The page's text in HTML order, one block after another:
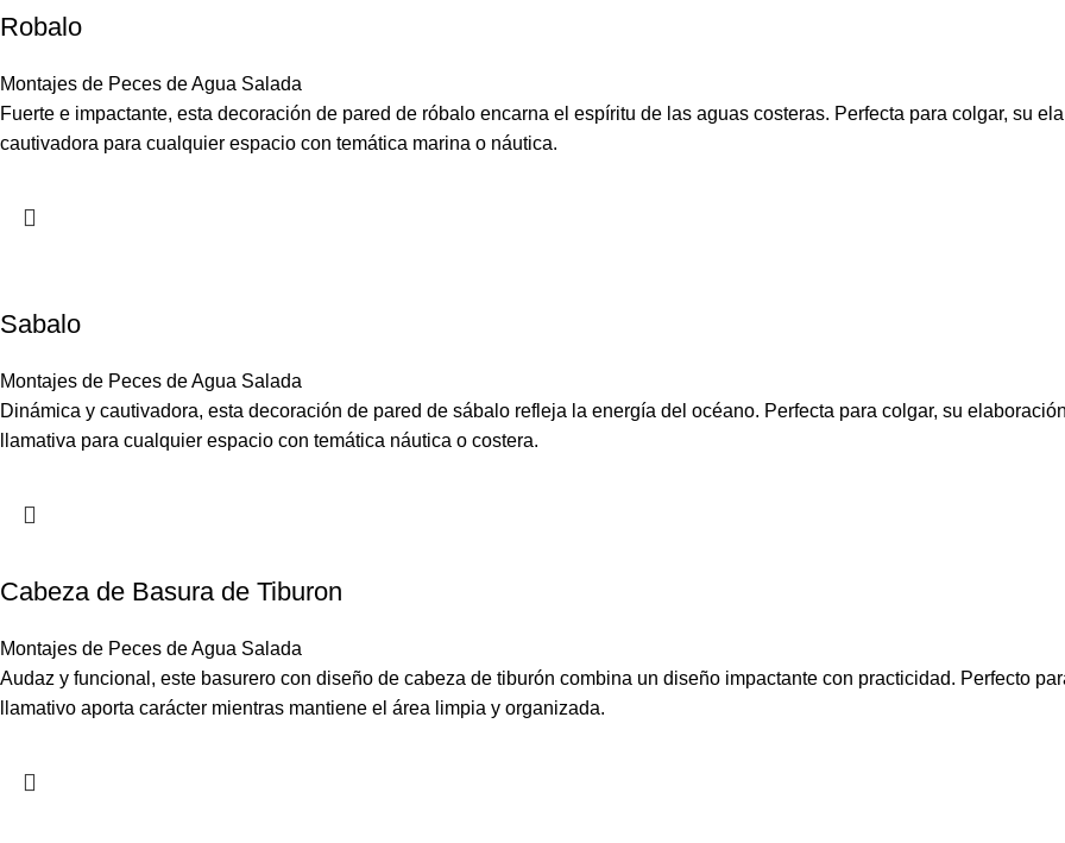
Robalo
Montajes de Peces de Agua Salada
Fuerte e impactante, esta decoración de pared de róbalo encarna el espíritu de las aguas costeras. Perfecta para colgar, su
cautivadora para cualquier espacio con temática marina o náutica.
Sabalo
Montajes de Peces de Agua Salada
Dinámica y cautivadora, esta decoración de pared de sábalo refleja la energía del océano. Perfecta para colgar, su
llamativa para cualquier espacio con temática náutica o costera.
Cabeza de Basura de Tiburon
Montajes de Peces de Agua Salada
Audaz y funcional, este basurero con diseño de cabeza de tiburón combina un diseño impactante con practicidad. Perfecto
llamativo aporta carácter mientras mantiene el área limpia y organizada.